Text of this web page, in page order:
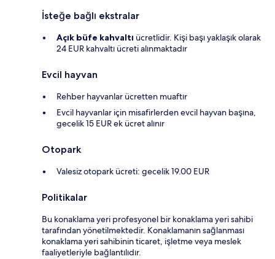
İsteğe bağlı ekstralar
Açık büfe kahvaltı ücretlidir. Kişi başı yaklaşık olarak
24 EUR kahvaltı ücreti alınmaktadır
Evcil hayvan
Rehber hayvanlar ücretten muaftır
Evcil hayvanlar için misafirlerden evcil hayvan başına,
gecelik 15 EUR ek ücret alınır
Otopark
Valesiz otopark ücreti: gecelik 19.00 EUR
Politikalar
Bu konaklama yeri profesyonel bir konaklama yeri sahibi
tarafından yönetilmektedir. Konaklamanın sağlanması
konaklama yeri sahibinin ticaret, işletme veya meslek
faaliyetleriyle bağlantılıdır.